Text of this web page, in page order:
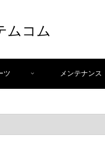
ムコム
ツ メンテナンス